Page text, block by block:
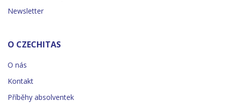
Newsletter
O CZECHITAS
O nás
Kontakt
Příběhy absolventek